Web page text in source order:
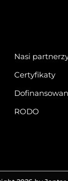
Nasi
Certyfikaty
RODO